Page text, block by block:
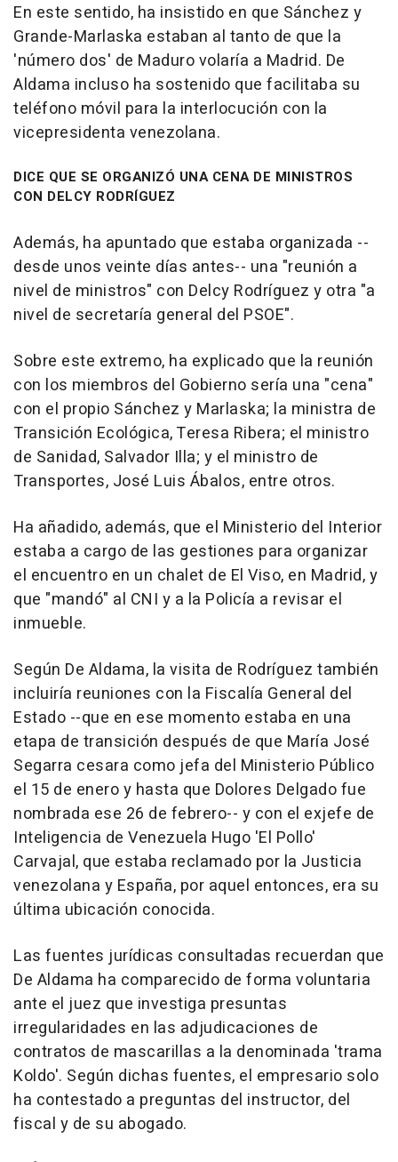
En este sentido, ha insistido en que Sánchez y
Grande-Marlaska estaban al tanto de que la
'número dos' de Maduro volaría a Madrid. De
Aldama incluso ha sostenido que facilitaba su
teléfono móvil para la interlocución con la
vicepresidenta venezolana.
DICE QUE SE ORGANIZÓ UNA CENA DE MINISTROS
CON DELCY RODRÍGUEZ
Además, ha apuntado que estaba organizada --
desde unos veinte días antes-- una "reunión a
nivel de ministros" con Delcy Rodríguez y otra "a
nivel de secretaría general del PSOE".
Sobre este extremo, ha explicado que la reunión
con los miembros del Gobierno sería una "cena"
con el propio Sánchez y Marlaska; la ministra de
Transición Ecológica, Teresa Ribera; el ministro
de Sanidad, Salvador Illa; y el ministro de
Transportes, José Luis Ábalos, entre otros.
Ha añadido, además, que el Ministerio del Interior
estaba a cargo de las gestiones para organizar
el encuentro en un chalet de El Viso, en Madrid, y
que "mandó" al CNI y a la Policía a revisar el
inmueble.
Según De Aldama, la visita de Rodríguez también
incluiría reuniones con la Fiscalía General del
Estado --que en ese momento estaba en una
etapa de transición después de que María José
Segarra cesara como jefa del Ministerio Público
el 15 de enero y hasta que Dolores Delgado fue
nombrada ese 26 de febrero-- y con el exjefe de
Inteligencia de Venezuela Hugo 'El Pollo'
Carvajal, que estaba reclamado por la Justicia
venezolana y España, por aquel entonces, era su
última ubicación conocida.
Las fuentes jurídicas consultadas recuerdan que
De Aldama ha comparecido de forma voluntaria
ante el juez que investiga presuntas
irregularidades en las adjudicaciones de
contratos de mascarillas a la denominada 'trama
Koldo'. Según dichas fuentes, el empresario solo
ha contestado a preguntas del instructor, del
fiscal y de su abogado.